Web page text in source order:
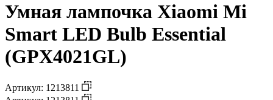
Умная лампочка Xiaomi Mi
Smart LED Bulb Essential
(GPX4021GL)
Артикул: 1213811